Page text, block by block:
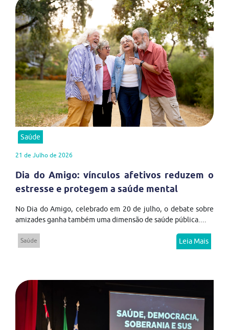
Saúde
21 de Julho de 2026
Dia do Amigo: vínculos afetivos reduzem o
estresse e protegem a saúde mental
No Dia do Amigo, celebrado em 20 de julho, o debate sobre
amizades ganha também uma dimensão de saúde pública....
Saúde Leia Mais